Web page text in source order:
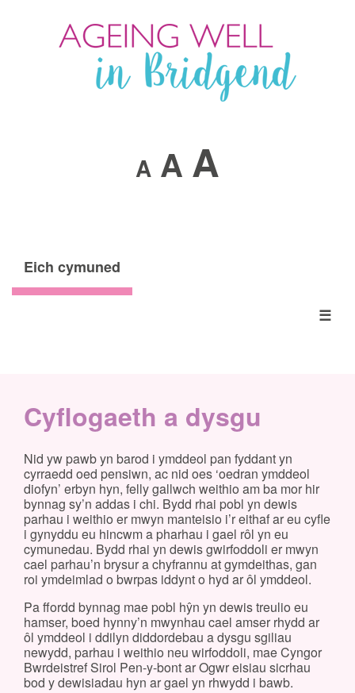
A A A
Eich cymuned
☰
Cyflogaeth a dysgu
Nid yw pawb yn barod i ymddeol pan fyddant yn
cyrraedd oed pensiwn, ac nid oes ‘oedran ymddeol
diofyn’ erbyn hyn, felly gallwch weithio am ba mor hir
bynnag sy’n addas i chi. Bydd rhai pobl yn dewis
parhau i weithio er mwyn manteisio i’r eithaf ar eu cyfle
i gynyddu eu hincwm a pharhau i gael rôl yn eu
cymunedau. Bydd rhai yn dewis gwirfoddoli er mwyn
cael parhau’n brysur a chyfrannu at gymdeithas, gan
roi ymdeimlad o bwrpas iddynt o hyd ar ôl ymddeol.
Pa ffordd bynnag mae pobl hŷn yn dewis treulio eu
hamser, boed hynny’n mwynhau cael amser rhydd ar
ôl ymddeol i ddilyn diddordebau a dysgu sgiliau
newydd, parhau i weithio neu wirfoddoli, mae Cyngor
Bwrdeistref Sirol Pen-y-bont ar Ogwr eisiau sicrhau
bod y dewisiadau hyn ar gael yn rhwydd i bawb.